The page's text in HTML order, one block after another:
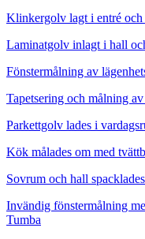
Klinkergolv lagt i entré
Laminatgolv inlagt i hall
Fönstermålning av
Tapetsering och målning
Parkettgolv lades i
Kök målades om med
Sovrum och hall
Invändig fönstermålning
Tumba